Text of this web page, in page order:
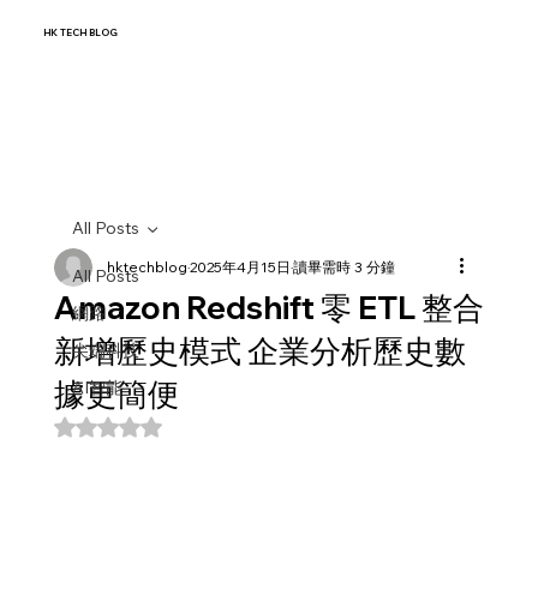
HK TECH BLOG
All Posts
網路
尖端科技
AI智能
All Posts
Amazon Redshift 零 ETL 整合
新增歷史模式 企業分析歷史數
據更簡便
hktechblog2025年4月15日 讀畢需時 3 分鐘
評等為 NaN（最高為 5 顆星）。